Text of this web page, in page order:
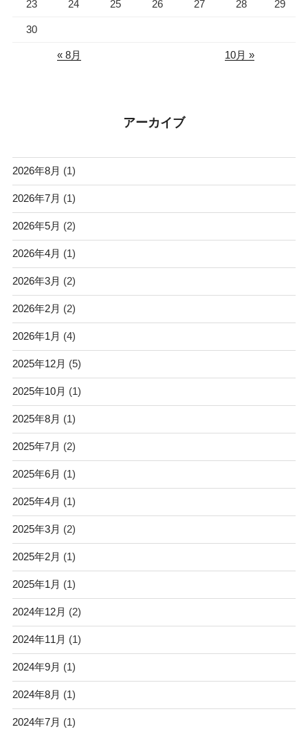
23 24 25 26 27 28 29
30
« 8月 10月 »
アーカイブ
2026年8月 (1)
2026年7月 (1)
2026年5月 (2)
2026年4月 (1)
2026年3月 (2)
2026年2月 (2)
2026年1月 (4)
2025年12月 (5)
2025年10月 (1)
2025年8月 (1)
2025年7月 (2)
2025年6月 (1)
2025年4月 (1)
2025年3月 (2)
2025年2月 (1)
2025年1月 (1)
2024年12月 (2)
2024年11月 (1)
2024年9月 (1)
2024年8月 (1)
2024年7月 (1)